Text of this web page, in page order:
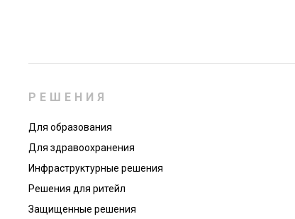
РЕШЕНИЯ
Для образования
Для здравоохранения
Инфраструктурные решения
Решения для ритейл
Защищенные решения